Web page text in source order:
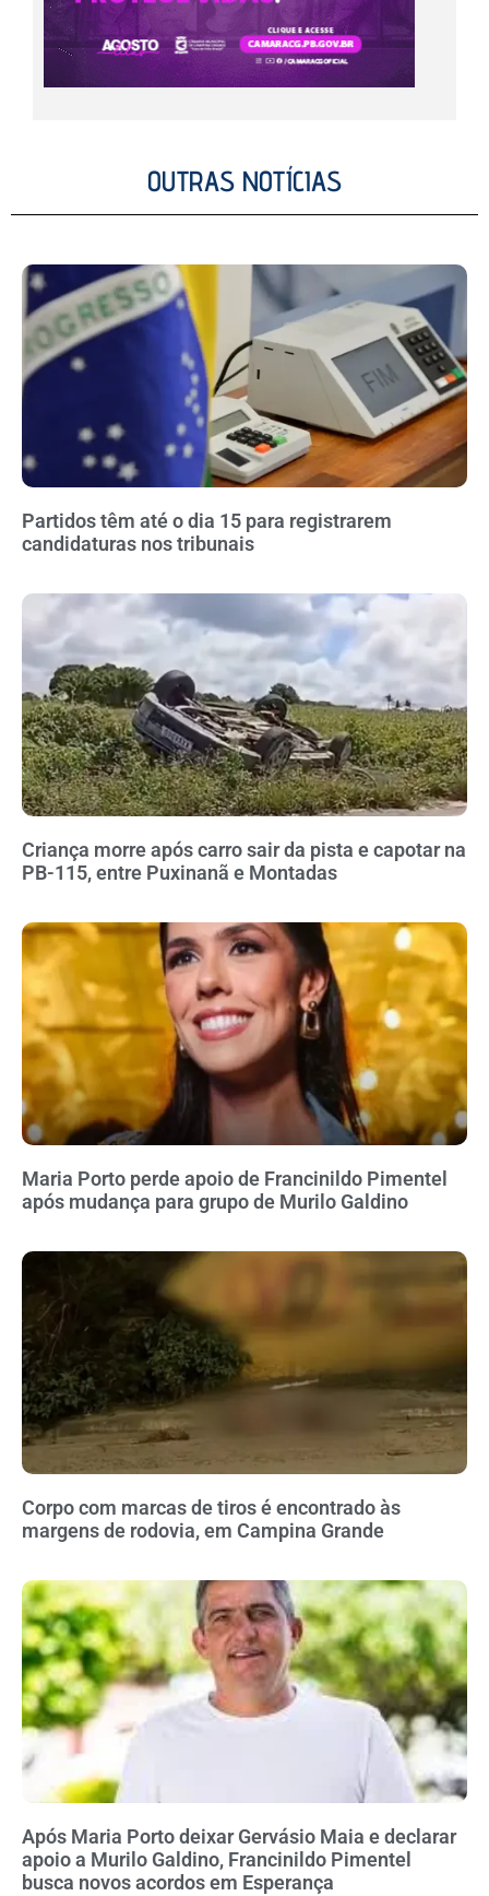
OUTRAS NOTÍCIAS
Partidos têm até o dia 15 para registrarem
candidaturas nos tribunais
Criança morre após carro sair da pista e capotar na
PB-115, entre Puxinanã e Montadas
Maria Porto perde apoio de Francinildo Pimentel
após mudança para grupo de Murilo Galdino
Corpo com marcas de tiros é encontrado às
margens de rodovia, em Campina Grande
Após Maria Porto deixar Gervásio Maia e declarar
apoio a Murilo Galdino, Francinildo Pimentel
busca novos acordos em Esperança